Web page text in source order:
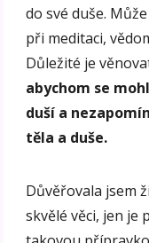
do své duše.
při meditaci,
Důležité je
abychom se
duší a
těla a duše.
Důvěřovala jsem
skvělé věci, jen